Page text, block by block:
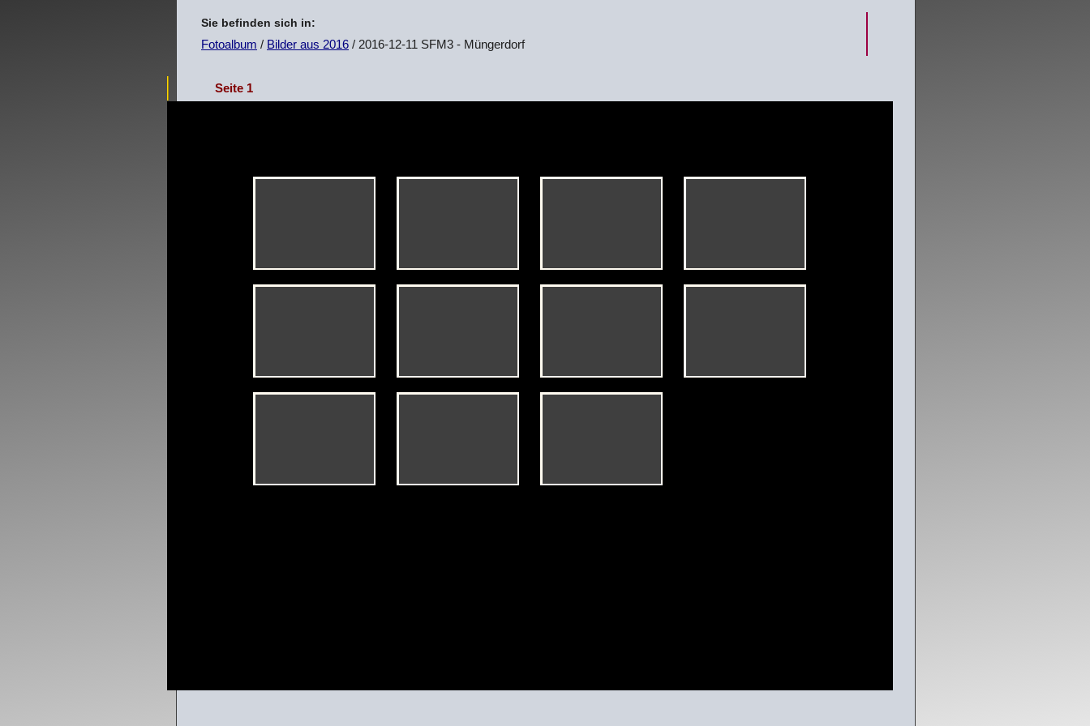
Sie befinden sich in:
Fotoalbum / Bilder aus 2016 / 2016-12-11 SFM3 - Müngerdorf
Seite 1